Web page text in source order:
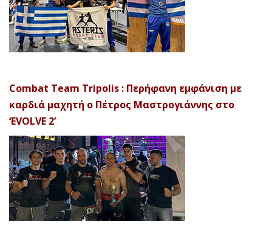
Combat Team Tripolis : Περήφανη εμφάνιση με
καρδιά μαχητή ο Πέτρος Μαστρογιάννης στο
‘EVOLVE 2’